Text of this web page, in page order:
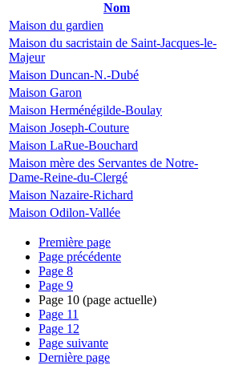
Nom
Maison du gardien
Maison du sacristain de Saint-Jacques-le-
Majeur
Maison Duncan-N.-Dubé
Maison Garon
Maison Herménégilde-Boulay
Maison Joseph-Couture
Maison LaRue-Bouchard
Maison mère des Servantes de Notre-
Dame-Reine-du-Clergé
Maison Nazaire-Richard
Maison Odilon-Vallée
Première page
Page précédente
Page 8
Page 9
Page 10 (page actuelle)
Page 11
Page 12
Page suivante
Dernière page